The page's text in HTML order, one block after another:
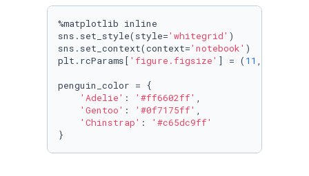
%matplotlib inline
sns.set_style(style='whitegrid' )
sns.set_context(context='notebook' )
plt.rcParams[ 'figure.figsize' ] = ( 11 ,
penguin_color = {
'Adelie' : '#ff6602ff' ,
'Gentoo' : '#0f7175ff' ,
'Chinstrap' :
'#c65dc9ff'
}